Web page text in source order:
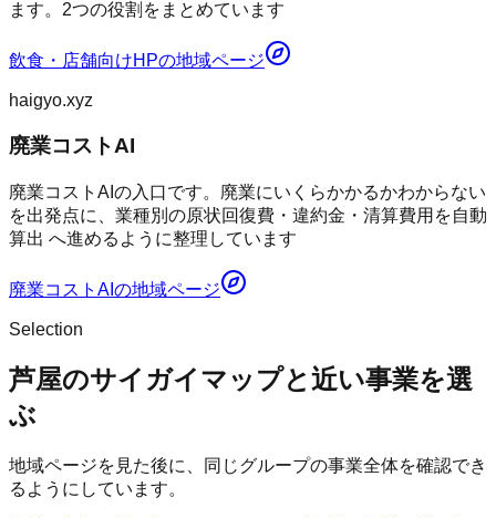
ます。2つの役割をまとめています
飲食・店舗向けHPの地域ページ
haigyo.xyz
廃業コストAI
廃業コストAIの入口です。廃業にいくらかかるかわからない
を出発点に、業種別の原状回復費・違約金・清算費用を自動
算出 へ進めるように整理しています
廃業コストAI の地域ページ
Selection
芦屋のサイガイマップと近い事業を選
ぶ
地域ページを見た後に、同じグループの事業全体を確認でき
るようにしています。